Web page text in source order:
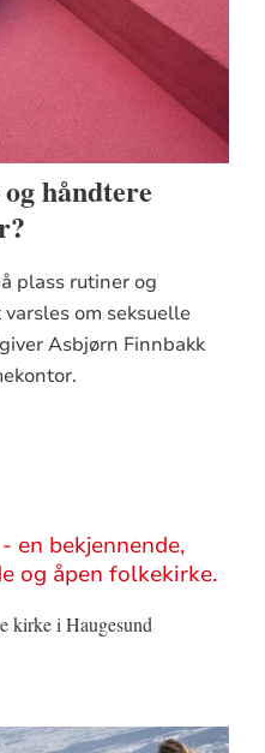
håndtere
plass rutiner og
om seksuelle
Asbjørn Finnbakk
en bekjennende,
og åpen folkekirke.
kirke i Haugesund